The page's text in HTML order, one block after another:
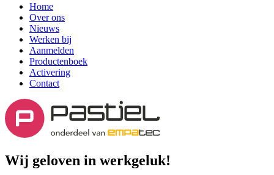
Home
Over ons
Nieuws
Werken bij
Aanmelden
Productenboek
Activering
Contact
Wij geloven in werkgeluk!